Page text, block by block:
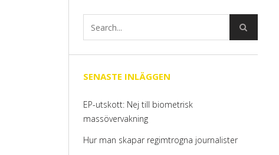
SENASTE INLÄGGEN
EP-utskott: Nej till biometrisk
massövervakning
Hur man skapar regimtrogna journalister